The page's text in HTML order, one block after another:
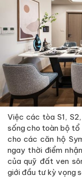
Việc các tòa S1,
sống cho toàn bộ tổ
cho các căn hộ
ngay thời điểm
của quỹ đất ven
giới đầu tư kỳ vọng